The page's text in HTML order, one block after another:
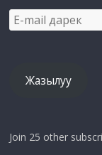
E-
mail
Жазылуу
Join 25 other